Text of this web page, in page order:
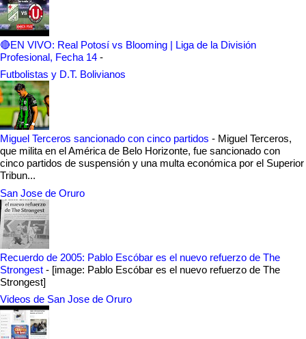
🔴EN VIVO: Real Potosí vs Blooming | Liga de la División
Profesional, Fecha 14 -
Futbolistas y D.T. Bolivianos
Miguel Terceros sancionado con cinco partidos - Miguel Terceros,
que milita en el América de Belo Horizonte, fue sancionado con
cinco partidos de suspensión y una multa económica por el Superior
Tribun...
San Jose de Oruro
Recuerdo de 2005: Pablo Escóbar es el nuevo refuerzo de The
Strongest - [image: Pablo Escóbar es el nuevo refuerzo de The
Strongest]
Videos de San Jose de Oruro